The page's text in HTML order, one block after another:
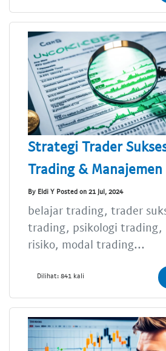
Strategi Trader
Trading & Manajemen
By Eldi Y Posted on 21 Jul, 2024
belajar trading, trader
trading, psikologi trading,
risiko, modal trading...
Dilihat: 841 kali